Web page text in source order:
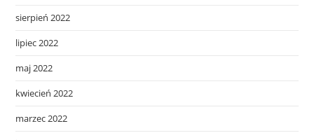
sierpień 2022
lipiec 2022
maj 2022
kwiecień 2022
marzec 2022